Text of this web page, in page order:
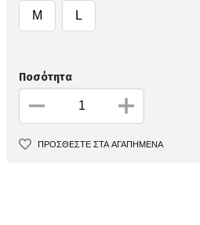
M L
Ποσότητα
ΠΡΟΣΘΕΣΤΕ ΣΤΑ ΑΓΑΠΗΜΕΝΑ